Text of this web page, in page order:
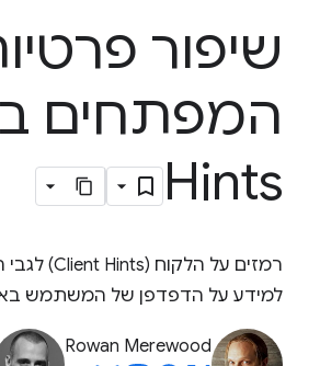
שיפור
Hints
למידע על הדפדפן של המשתמש
Rowan Merewood